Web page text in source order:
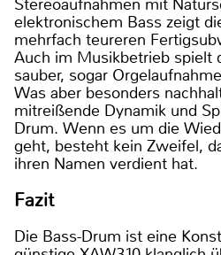
Stereoaufnahmen mit
elektronischem Bass zeigt
mehrfach teureren
Auch im Musikbetrieb spielt
sauber, sogar
Was aber besonders
mitreißende Dynamik und
Drum. Wenn es um die
geht, besteht kein Zweifel,
ihren Namen verdient hat.
Fazit
Die Bass-Drum ist eine